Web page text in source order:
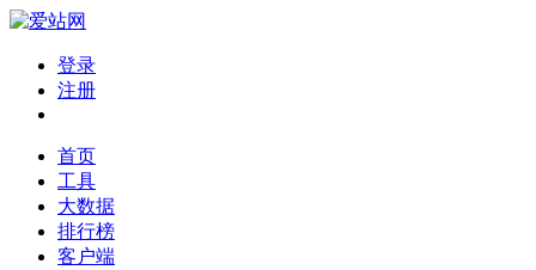
登录
注册
首页
工具
大数据
排行榜
客户端